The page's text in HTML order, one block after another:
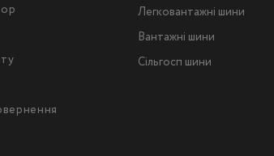
Легковантажнi шини
Вантажнi шини
Сільгосп шини